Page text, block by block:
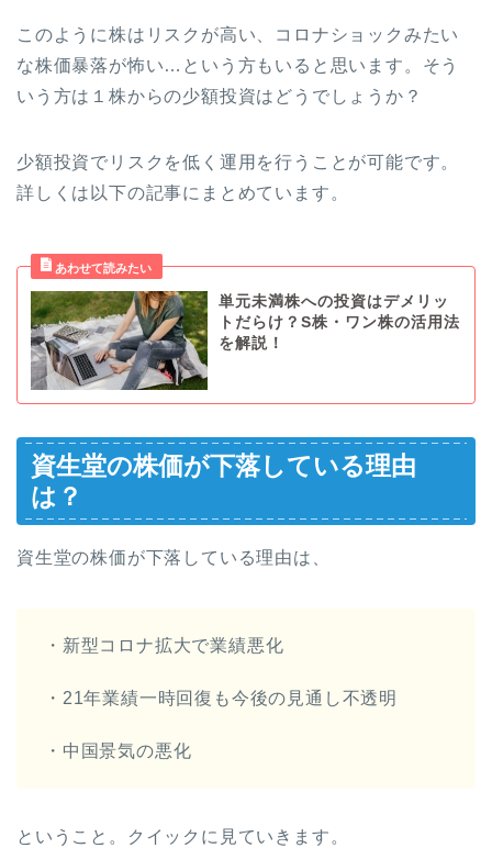
このように株はリスクが高い、コロナショックみたい
な株価暴落が怖い…という方もいると思います。そう
いう方は１株からの少額投資はどうでしょうか？
少額投資でリスクを低く運用を行うことが可能です。
詳しくは以下の記事にまとめています。
単元未満株への投資はデメリッ
トだらけ？S株・ワン株の活用法
を解説！
資生堂の株価が下落している理由
は？
資生堂の株価が下落している理由は、
・新型コロナ拡大で業績悪化
・21年業績一時回復も今後の見通し不透明
・中国景気の悪化
ということ。クイックに見ていきます。